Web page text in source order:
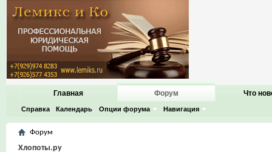
Главная Форум
Справка Календарь Опции форума Навигация
Что
Форум
Хлопоты.ру